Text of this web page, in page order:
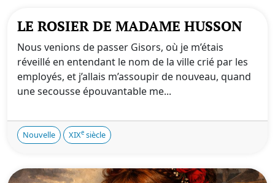
LE ROSIER DE MADAME HUSSON
Nous venions de passer Gisors, où je m’étais
réveillé en entendant le nom de la ville crié par les
employés, et j’allais m’assoupir de nouveau, quand
une secousse épouvantable me...
Nouvelle XIXe siècle